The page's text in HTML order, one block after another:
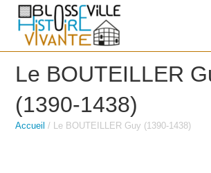
content
Le BOUTEILLER
(1390-1438)
Accueil / Le BOUTEILLER Guy (1390-1438)